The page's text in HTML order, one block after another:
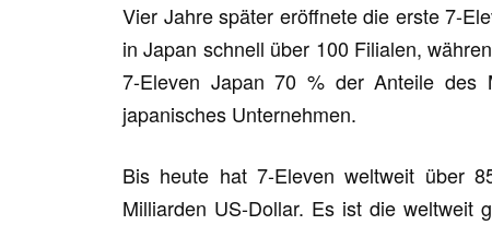
Vier Jahre später eröffnete die erste 7-
in Japan schnell über 100 Filialen,
7-Eleven Japan 70 % der Anteile des
japanisches Unternehmen.
Bis heute hat 7-Eleven weltweit über
Milliarden US-Dollar. Es ist die weltweit